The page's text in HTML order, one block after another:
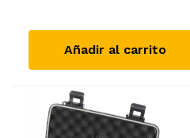
Añadir al carrito